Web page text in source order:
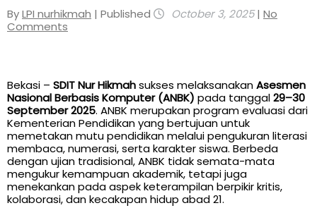
ByLPI nurhikmah | Published October 3, 2025| No
Comments
Bekasi – SDIT Nur Hikmahsukses melaksanakanAsesmen
Nasional Berbasis Komputer (ANBK) pada tanggal29–30
September 2025. ANBK merupakan program evaluasi dari
Kementerian Pendidikan yang bertujuan untuk
memetakan mutu pendidikan melalui pengukuran literasi
membaca, numerasi, serta karakter siswa. Berbeda
dengan ujian tradisional, ANBK tidak semata-mata
mengukur kemampuan akademik, tetapi juga
menekankan pada aspek keterampilan berpikir kritis,
kolaborasi, dan kecakapan hidup abad 21.